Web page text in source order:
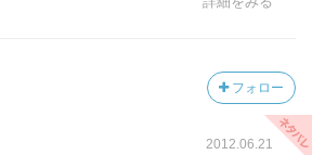
フォロー
2012.06.21